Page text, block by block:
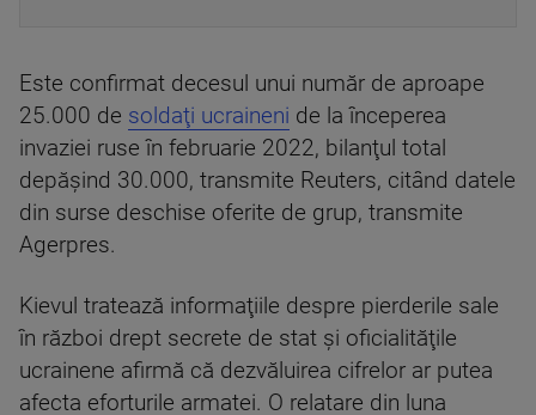
Este confirmat decesul unui număr de aproape
25.000 de soldaţi ucraineni de la începerea
invaziei ruse în februarie 2022, bilanţul total
depăşind 30.000, transmite Reuters, citând datele
din surse deschise oferite de grup, transmite
Agerpres.
Kievul tratează informaţiile despre pierderile sale
în război drept secrete de stat şi oficialităţile
ucrainene afirmă că dezvăluirea cifrelor ar putea
afecta eforturile armatei. O relatare din luna